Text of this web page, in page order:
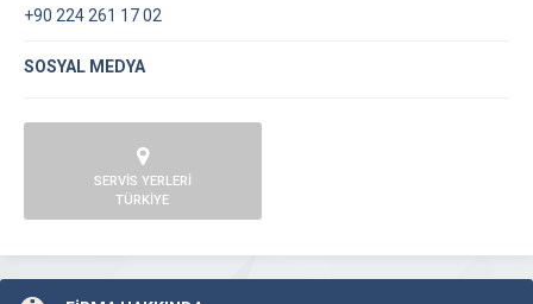
+90 224 261 17 02
SOSYAL MEDYA
SERVİS YERLERİ
TÜRKİYE